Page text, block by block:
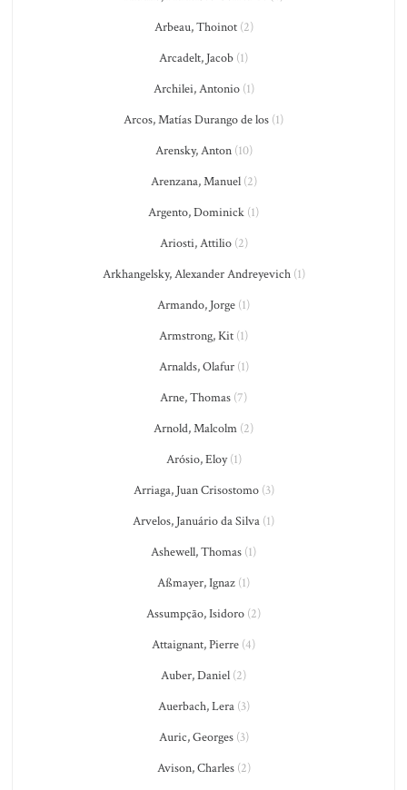
Arbeau, Thoinot(2)
Arcadelt, Jacob (1)
Archilei, Antonio(1)
Arcos, Matías Durango de los (1)
Arensky, Anton(10)
Arenzana, Manuel(2)
Argento, Dominick (1)
Ariosti, Attilio(2)
Arkhangelsky, Alexander Andreyevich(1)
Armando, Jorge (1)
Armstrong, Kit (1)
Arnalds, Olafur(1)
Arne, Thomas (7)
Arnold, Malcolm (2)
Arósio, Eloy(1)
Arriaga, Juan Crisostomo(3)
Arvelos, Januário da Silva (1)
Ashewell, Thomas (1)
Aßmayer, Ignaz (1)
Assumpção, Isidoro (2)
Attaignant, Pierre (4)
Auber, Daniel (2)
Auerbach, Lera(3)
Auric, Georges(3)
Avison, Charles(2)